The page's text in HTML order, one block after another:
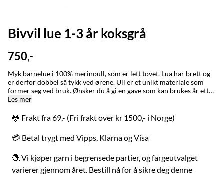
Bivvil lue 1-3 år koksgrå
750,-
Myk barnelue i 100% merinoull, som er lett tovet. Lua har brett og
er derfor dobbel så tykk ved ørene. Ull er et unikt materiale som
former seg ved bruk. Ønsker du å gi en gave som kan brukes år etter
år så anbefaler vi denne på det varmeste. Ull har den
Graveniid-logo på siden. STØRRELSE/STURRODAT: 1-3 år / jagi (ca
48-50 cm) 2-5 år / jagi (ca 50-52 cm) XS, fra 6 år (ca 53-54 cm)
Small (ca 54-55 cm) Lua er tettsittende. Ønsker du en løs og romslig
lue bør du gå opp en størrelse. Ullplagg former seg ved bruk.
I: Karasjok og Alta med stor omtenksomhet for naturen, folk og
dyr. Bivvil er et nordsamisk ord for en person som holder varmen
Les mer
🦌 Frakt fra 69,- (Fri frakt over kr 1500,- i Norge)
💳 Betal trygt med Vipps, Klarna og Visa
🧶 Vi kjøper garn i begrensede partier, og fargeutvalget
varierer gjennom året. Bestill nå for å sikre deg denne